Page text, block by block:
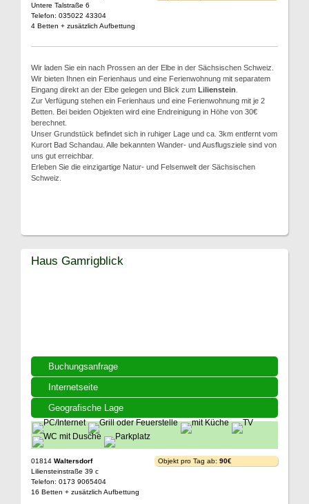
Untere Talstraße 6
Telefon: 035022 43304
4 Betten + zusätzlich Aufbettung
Wir laden Sie ein nach Prossen an der Elbe in der Sächsischen Schweiz.
Wir bieten Ihnen ein Ferienhaus und eine Ferienwohnung mit separatem
Eingang direkt an der Elbe gelegen und Blick zum Lilienstein
Zur Verfügung stehen ein Ferienhaus und eine Ferienwohnung mit je 2
Betten. Bei beiden Objekten wird eine Endreinigung in Höhe von 30€
berechnet.
Unser Grundstück befindet sich in ruhiger Lage und ca. 3km entfernt vom
Kurort Bad Schandau. Alle bekannten Wander- und Ausflugsziele sind von
uns gut erreichbar.
Erleben Sie die einzigartige Natur- und Felsenwelt der Sächsischen
Schweiz.
Buchungsanfrage
Internetseite
Geografische Lage
Haus Gamrigblick
01814 Waltersdorf
Liliensteinstraße 39 c
Telefon: 0173 9065404
16 Betten + zusätzlich Aufbettung
Objekt pro Tag ab: 90€